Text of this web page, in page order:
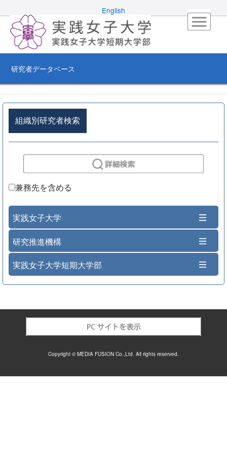
English
研究者データベース
組織別研究者検索
兼務先を含める
実践女子大学
研究推進機構
実践女子大学短期大学部
Copyright © MEDIA FUSION Co.,Ltd. All rights reserved.